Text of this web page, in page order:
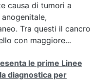
causa di tumori a
Tra questi il cancro
con maggiore...
le prime Linee
diagnostica per